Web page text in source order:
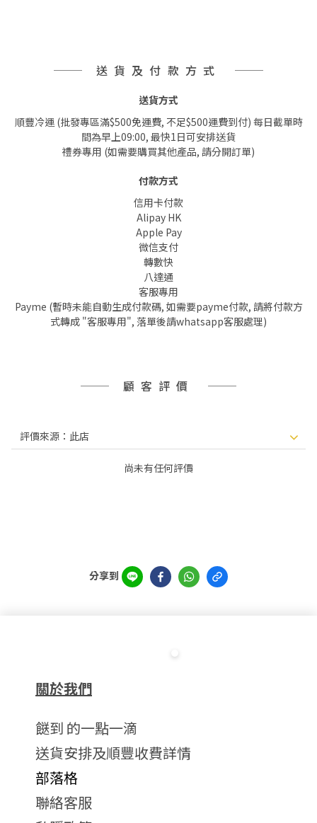
送貨及付款方式
送貨方式
順豐冷運 (批發專區滿$500免運費, 不足$500運費到付) 每日截單時
間為早上09:00, 最快1日可安排送貨
禮券專用 (如需要購買其他產品, 請分開訂單)
付款方式
信用卡付款
Alipay HK
Apple Pay
微信支付
轉數快
八達通
客服專用
Payme (暫時未能自動生成付款碼, 如需要payme付款, 請將付款方
式轉成 "客服專用", 落單後請whatsapp客服處理)
顧客評價
尚未有任何評價
分享到
關於我們
餸到 的一點一滴
送貨安排及順豐收費詳情
部落格
聯絡客服